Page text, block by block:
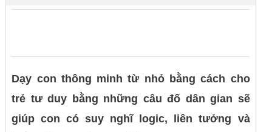
Dạy con thông minh từ nhỏ bằng cách cho
trẻ tư duy bằng những câu đố dân gian sẽ
giúp con có suy nghĩ logic, liên tưởng và